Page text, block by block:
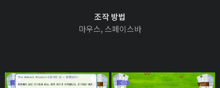
조작 방법
마우스, 스페이스바